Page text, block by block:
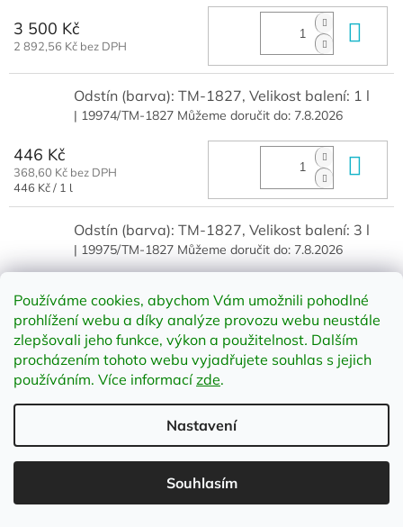
Používáme cookies, abychom Vám umožnili pohodlné
prohlížení webu a díky analýze provozu webu neustále
zlepšovali jeho funkce, výkon a použitelnost. Dalším
procházením tohoto webu vyjadřujete souhlas s jejich
používáním. Více informacízde.
Nastavení
Souhlasím
3 500 Kč
2 892,56 Kč bez DPH
Odstín (barva): TM-1827, Velikost balení: 1 l
| 19974/TM-1827 Můžeme doručit do: 7.8.2026
446 Kč
368,60 Kč bez DPH
Měrná
446 Kč / 1 l
Odstín (barva): TM-1827, Velikost balení: 3 l
| 19975/TM-1827 Můžeme doručit do: 7.8.2026
1 268 Kč
1 047,93 Kč bez DPH
Odstín (barva): TM-1827, Velikost balení: 10 l
| 20287/TM-1827Můžeme doručit do:
2 836,36 Kč bez DPH